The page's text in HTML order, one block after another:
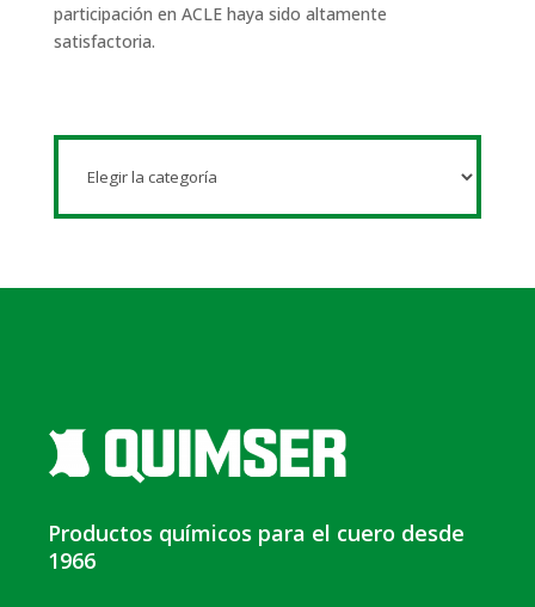
participación en ACLE haya sido altamente
satisfactoria.
Productos químicos para el cuero desde
1966